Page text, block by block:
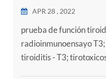
APR 28 , 2022
prueba de función
radioinmunoensayo
tiroiditis - T3;